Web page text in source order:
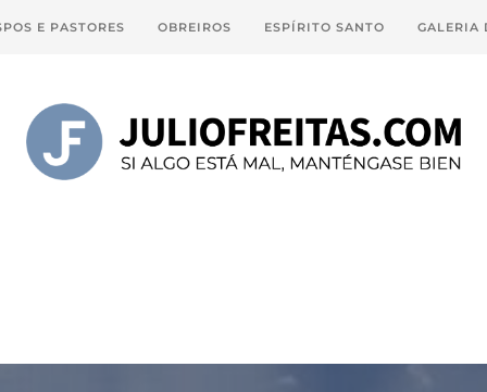
E PASTORES OBREIROS ESPÍRITO SANTO GALERIA